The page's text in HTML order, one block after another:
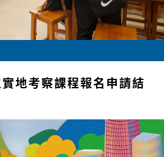
地考察課程報名申請結